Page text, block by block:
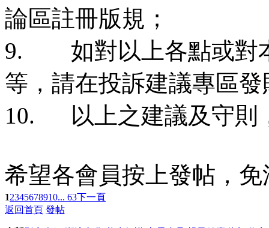
論區註冊版規；
9. 如對以上各點或對
等，請在投訴建議專區
10. 以上之建議及守則
希望各會員按上發帖，
12345678910... 63下一頁
返回首頁 發帖